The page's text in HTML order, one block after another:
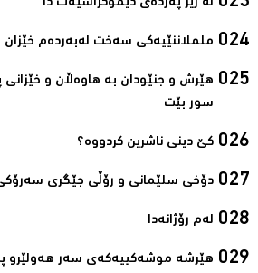
ململاننێیەكی سەخت لەبەردەم خێزان
ھێرش و جنێودان بە ھاوەڵان و
سور بێت‌
کێ دینی ناشرین کردووە؟ ‌
دۆخی سلێمانی و رۆڵی جێگری
لەم رۆژانەدا ‌
هێرشە موشەکییەکەی سەر هەولێرو